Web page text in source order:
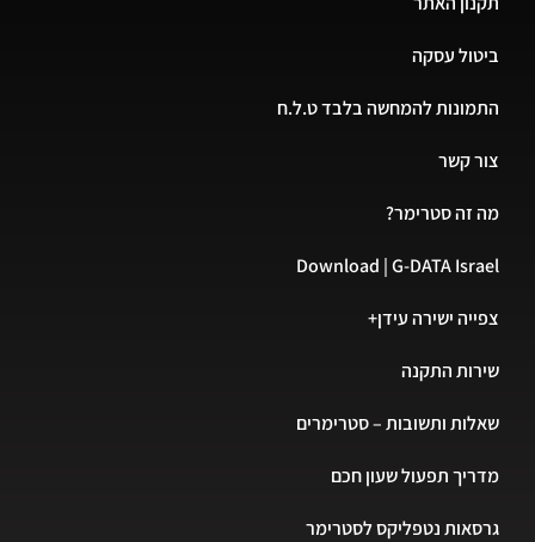
ביטול עסקה
התמונות להמחשה בלבד ט.ל.ח
צור קשר
מה זה סטרימר?
Download | G-DATA Israel
צפייה ישירה עידן+
שירות התקנה
שאלות ותשובות – סטרימרים
מדריך תפעול שעון חכם
גרסאות נטפליקס לסטרימר